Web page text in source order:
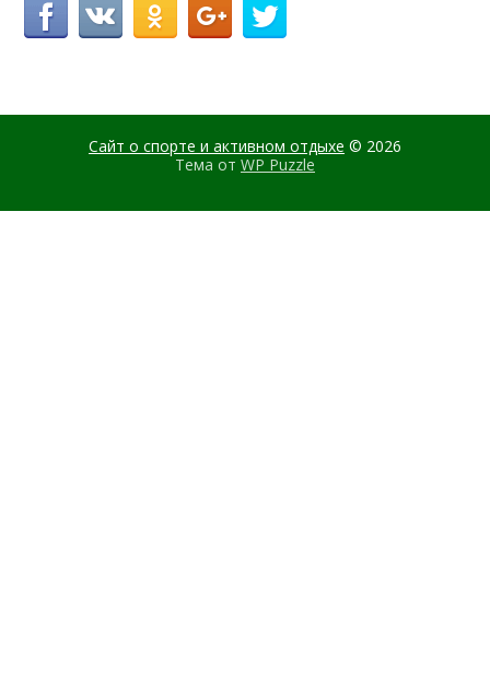
Сайт о спорте и активном отдыхе © 2026
Тема от WP Puzzle